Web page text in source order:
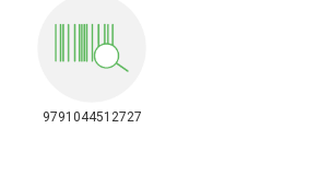
9791044512727